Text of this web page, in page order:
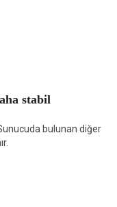
stabil
bulunan diğer